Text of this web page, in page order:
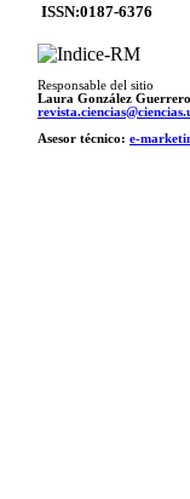
ISSN:0187-6376
Responsable del sitio
Laura González Guerrero
Asesor técnico: e-